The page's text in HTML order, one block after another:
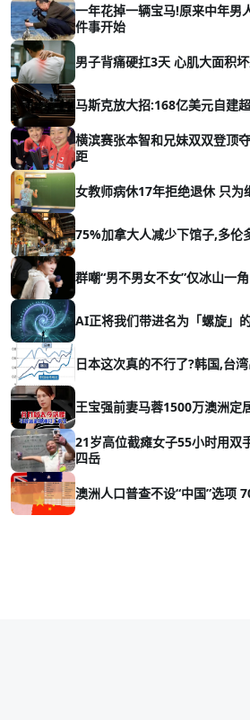
一年花掉一辆宝马!原来中年男
件事开始
男子背痛硬扛3天 心肌大面积
马斯克放大招:168亿美元自建
横滨赛张本智和兄妹双双登顶
距
女教师病休17年拒绝退休 只为
75%加拿大人减少下馆子,多伦
群嘲“男不男女不女”仅冰山一
AI正将我们带进名为「螺旋」
日本这次真的不行了?韩国,台
王宝强前妻马蓉1500万澳洲定
21岁高位截瘫女子55小时用双
四岳
澳洲人口普查不设“中国”选项